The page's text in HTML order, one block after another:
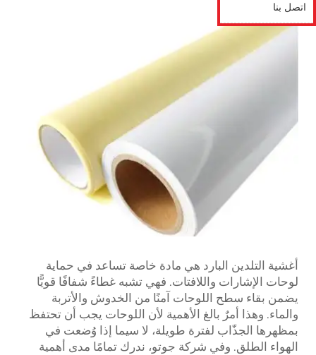
الأخبار
اتصل بنا
أغشية التلدين البارد هي مادة خاصة تساعد في حماية
لوحات الإشارات واللافتات. فهي تشبه غطاءً شفافًا قويًّا
يضمن بقاء سطح اللوحات آمنًا من الخدوش والأتربة
والماء. وهذا أمرٌ بالغ الأهمية لأن اللوحات يجب أن تحتفظ
بمظهرها الجذّاب لفترة طويلة، لا سيما إذا وُضعت في
الهواء الطلق. وفي شركة جوتو، ندرك تمامًا مدى أهمية